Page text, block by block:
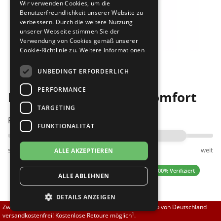
Brautschuhe
Sneaker
Übergrößen 43-44
Flexerinas
Merlet
Nueva Epoca
RayRose
Rummos
Rumpf
SoDanca
TopTanz
Bilder
Diamant 170-112-525 comfort
Passt am besten bei Fußweite:
schmal normal weit
4.73 (11 Bewertungen) ✓ 100% Verifiziert
139,50 EUR
Zwischen 70,00 EUR und 800,00 EUR liefern wir innerhalb von Deutschland
versandkostenfrei! Kostenlose Retoure möglich1.
Wir verwenden Cookies, um die
Benutzerfreundlichkeit unserer Website zu
verbessern. Durch die weitere Nutzung
unserer Webseite stimmen Sie der
Verwendung von Cookies gemäß unserer
Cookie-Richtlinie zu. Weitere Informationen
UNBEDINGT ERFORDERLICH
PERFORMANCE
TARGETING
FUNKTIONALITÄT
ALLE AKZEPTIEREN
ALLE ABLEHNEN
DETAILS ANZEIGEN